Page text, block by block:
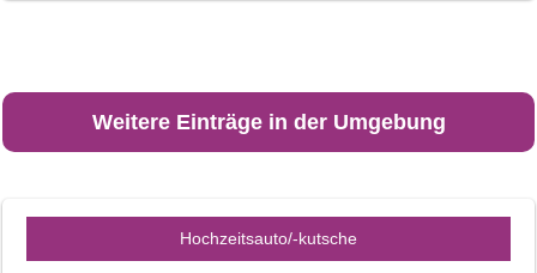
Weitere Einträge in der Umgebung
Hochzeitsauto/-kutsche